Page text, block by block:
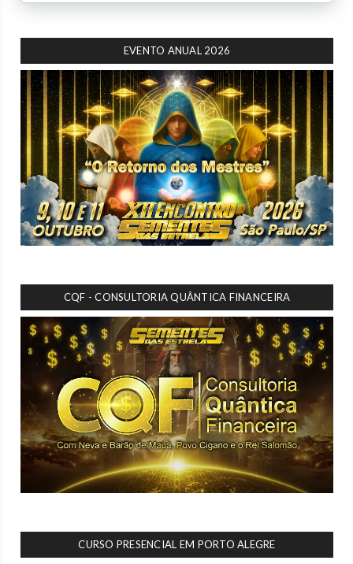
EVENTO ANUAL 2026
CQF - CONSULTORIA QUÂNTICA FINANCEIRA
CURSO PRESENCIAL EM PORTO ALEGRE